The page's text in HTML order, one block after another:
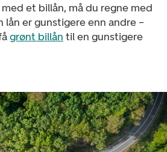
et billån, må du regne med
lån er gunstigere enn andre –
grønt billån til en gunstigere